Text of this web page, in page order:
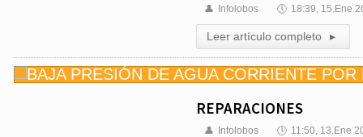
👤 Infolobos 🕔 18:39, 15.Ene
Leer artículo completo ▸
REPARACIONES
👤 Infolobos 🕔 11:50, 13.Ene